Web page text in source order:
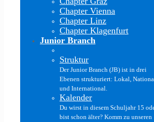
Chapter Vienna
Chapter Linz
Chapter Klagenfurt
Junior Branch
Struktur
Der Junior Branch (JB) ist in drei
Ebenen strukturiert: Lokal,
und International.
Kalender
Du wirst in diesem Schuljahr 15
bist schon älter? Komm zu unseren